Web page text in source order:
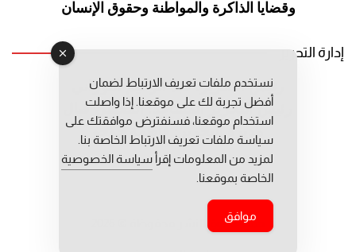
وقضايا الذاكرة والمواطنة وحقوق الإنسان
إدارة التحرير
رئيس التحرير: عبد الرحيم التوراني
رئيس التحرير المساعد: المعطي قبال
مديرة التحرير: فاطمة حوحو
جميع حقوق النشر محفوظة © 2026
نستخدم ملفات تعريف الارتباط لضمان
أفضل تجربة لك على موقعنا. إذا واصلت
استخدام موقعنا، فسنفترض موافقتك على
سياسة ملفات تعريف الارتباط الخاصة بنا.
لمزيد من المعلومات إقرأ سياسة الخصوصية
الخاصة بموقعنا.
موافق